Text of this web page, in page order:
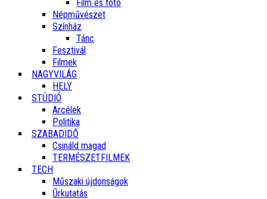
Film és fotó
Népművészet
Színház
Tánc
Fesztivál
Filmek
NAGYVILÁG
HELY
STÚDIÓ
Arcélek
Politika
SZABADIDŐ
Csináld magad
TERMÉSZETFILMEK
TECH
Műszaki újdonságok
Űrkutatás